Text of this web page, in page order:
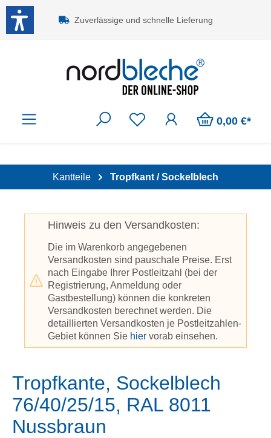
Zum Hauptinhalt springen
Zuverlässige und schnelle Lieferung
0,00 €*
Kantteile Tropfkant / Sockelblech
Hinweis zu den Versandkosten:
Die im Warenkorb angegebenen
Versandkosten sind pauschale Preise. Erst
nach Eingabe Ihrer Postleitzahl (bei der
Registrierung, Anmeldung oder
Gastbestellung) können die konkreten
Versandkosten berechnet werden. Die
detaillierten Versandkosten je Postleitzahlen-
Gebiet können Sie hier vorab einsehen.
Tropfkante, Sockelblech
76/40/25/15, RAL 8011
Nussbraun